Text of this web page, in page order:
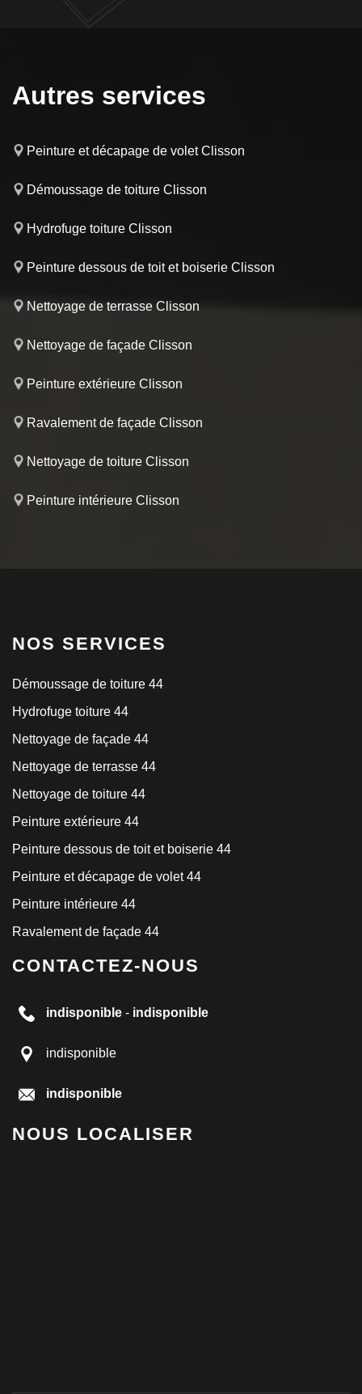
Autres services
Peinture et décapage de volet Clisson
Démoussage de toiture Clisson
Hydrofuge toiture Clisson
Peinture dessous de toit et boiserie Clisson
Nettoyage de terrasse Clisson
Nettoyage de façade Clisson
Peinture extérieure Clisson
Ravalement de façade Clisson
Nettoyage de toiture Clisson
Peinture intérieure Clisson
NOS SERVICES
Démoussage de toiture 44
Hydrofuge toiture 44
Nettoyage de façade 44
Nettoyage de terrasse 44
Nettoyage de toiture 44
Peinture extérieure 44
Peinture dessous de toit et boiserie 44
Peinture et décapage de volet 44
Peinture intérieure 44
Ravalement de façade 44
CONTACTEZ-NOUS
indisponible - indisponible
indisponible
indisponible
NOUS LOCALISER